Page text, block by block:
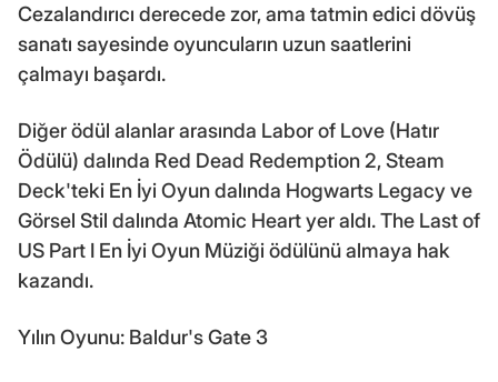
Cezalandırıcı derecede zor, ama tatmin edici dövüş
sanatı sayesinde oyuncuların uzun saatlerini
çalmayı başardı.
Diğer ödül alanlar arasında Labor of Love (Hatır
Ödülü) dalında Red Dead Redemption 2, Steam
Deck'teki En İyi Oyun dalında Hogwarts Legacy ve
Görsel Stil dalında Atomic Heart yer aldı. The Last of
US Part I En İyi Oyun Müziği ödülünü almaya hak
kazandı.
Yılın Oyunu: Baldur's Gate 3